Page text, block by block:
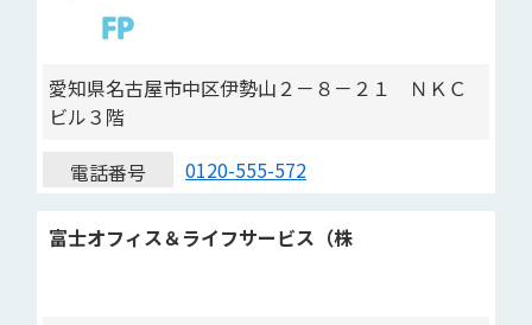
愛知県名古屋市中区伊勢山２－８－２１ ＮＫＣ
ビル３階
電話番号
0120-555-572
富士オフィス＆ライフサービス（株